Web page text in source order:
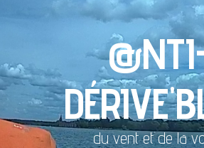
du vent et de la